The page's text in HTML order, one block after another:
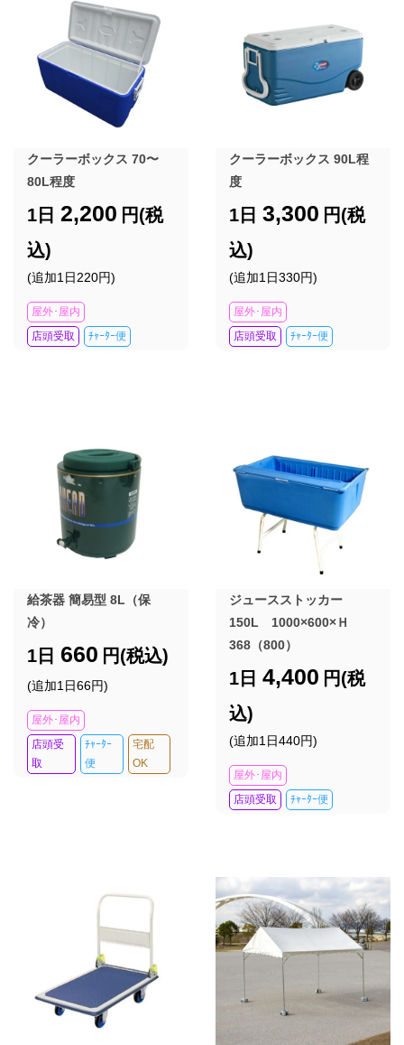
クーラーボックス 70〜
80L程度
1日 2,200 円(税
込)
(追加1日220円)
屋外･屋内
店頭受取
ﾁｬｰﾀｰ便
クーラーボックス 90L程
度
1日 3,300 円(税
込)
(追加1日330円)
屋外･屋内
店頭受取
ﾁｬｰﾀｰ便
給茶器 簡易型 8L（保
冷）
1日 660 円(税込)
(追加1日66円)
屋外･屋内
店頭受
取
ﾁｬｰﾀｰ
便
宅配
OK
ジュースストッカー
150L 1000×600×Ｈ
368（800）
1日 4,400 円(税
込)
(追加1日440円)
屋外･屋内
店頭受取
ﾁｬｰﾀｰ便